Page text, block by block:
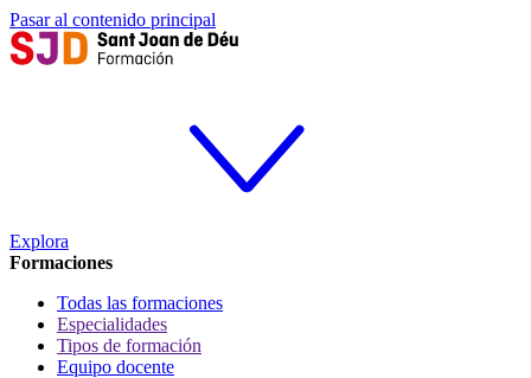
Pasar al contenido principal
Explora
Formaciones
Todas las formaciones
Especialidades
Tipos de formación
Equipo docente